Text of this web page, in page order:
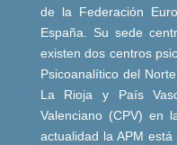
de la Federación
España. Su sede
existen dos centros
Psicoanalítico del
La Rioja y País
Valenciano (CPV) en
actualidad la APM